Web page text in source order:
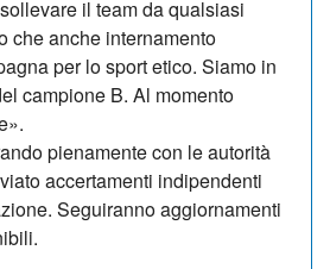
il team da qualsiasi
che anche internamento
per lo sport etico. Siamo in
campione B. Al momento
pienamente con le autorità
accertamenti indipendenti
Seguiranno aggiornamenti